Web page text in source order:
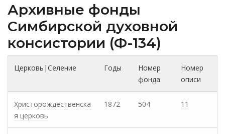
Архивные фонды
Cимбирской духовной
консистории (Ф-134)
Церковь|Селение Годы
Номер
фонда
Номер
описи
Христорождественска
я церковь
1872 504 11